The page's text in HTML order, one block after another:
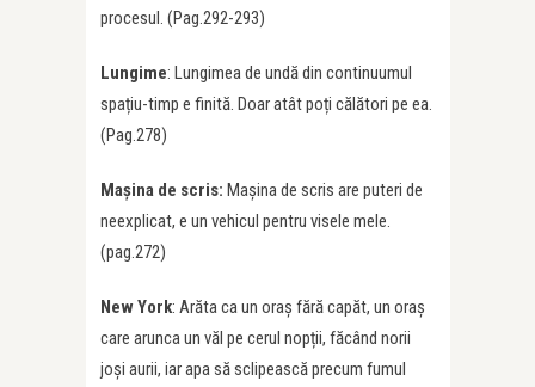
procesul. (Pag.292-293)
Lungime: Lungimea de undă din continuumul
spațiu-timp e finită. Doar atât poți călători pe ea.
(Pag.278)
Mașina de scris: Mașina de scris are puteri de
neexplicat, e un vehicul pentru visele mele.
(pag.272)
New York: Arăta ca un oraș fără capăt, un oraș
care arunca un văl pe cerul nopții, făcând norii
joși aurii, iar apa să sclipească precum fumul